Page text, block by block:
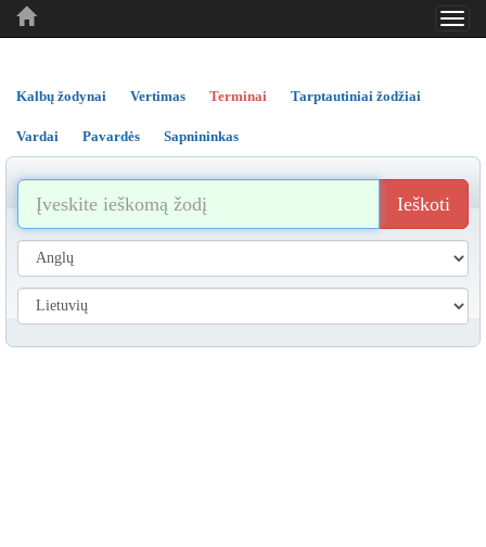
..
..
Kalbų žodynai Vertimas Terminai Tarptautiniai žodžiai
Vardai Pavardės Sapnininkas
Ieškoti